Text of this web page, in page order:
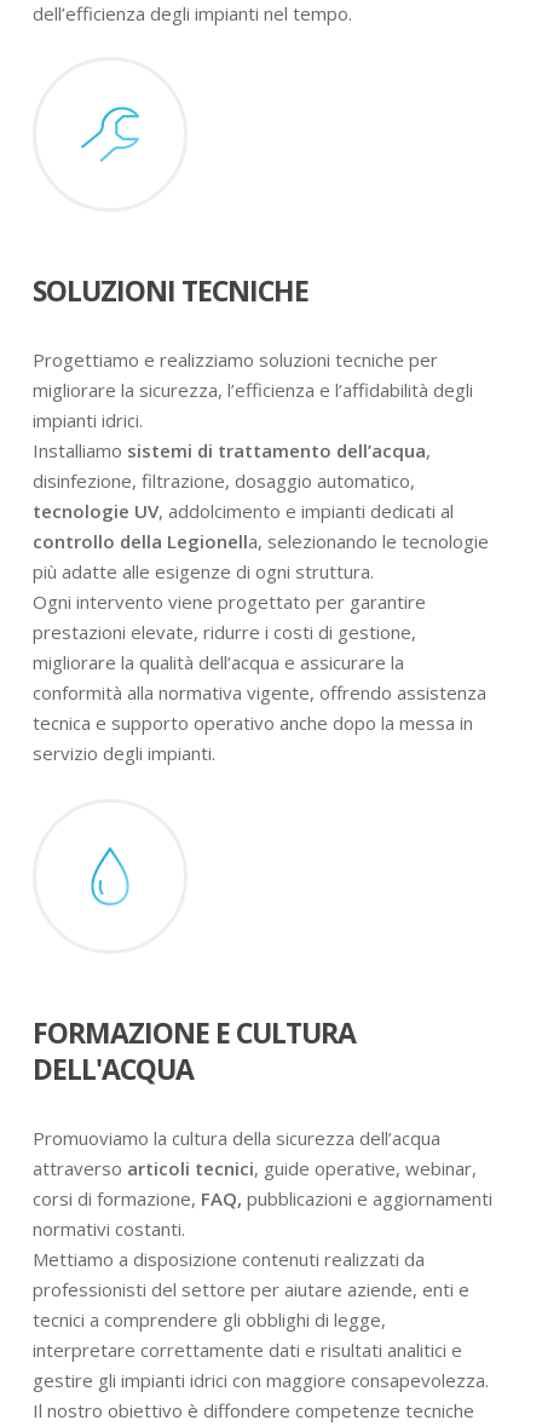
dell’efficienza degli impianti nel tempo.
SOLUZIONI TECNICHE
Progettiamo e realizziamo soluzioni tecniche per
migliorare la sicurezza, l’efficienza e l’affidabilità degli
impianti idrici.
Installiamo sistemi di trattamento dell’acqua,
disinfezione, filtrazione, dosaggio automatico,
tecnologie UV, addolcimento e impianti dedicati al
controllo della Legionella, selezionando le tecnologie
più adatte alle esigenze di ogni struttura.
Ogni intervento viene progettato per garantire
prestazioni elevate, ridurre i costi di gestione,
migliorare la qualità dell’acqua e assicurare la
conformità alla normativa vigente, offrendo assistenza
tecnica e supporto operativo anche dopo la messa in
servizio degli impianti.
FORMAZIONE E CULTURA
DELL'ACQUA
Promuoviamo la cultura della sicurezza dell’acqua
attraverso articoli tecnici, guide operative, webinar,
corsi di formazione, FAQ, pubblicazioni e aggiornamenti
normativi costanti.
Mettiamo a disposizione contenuti realizzati da
professionisti del settore per aiutare aziende, enti e
tecnici a comprendere gli obblighi di legge,
interpretare correttamente dati e risultati analitici e
gestire gli impianti idrici con maggiore consapevolezza.
Il nostro obiettivo è diffondere competenze tecniche